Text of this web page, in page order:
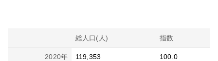
総人口(人) 指数
2020年 119,353 100.0